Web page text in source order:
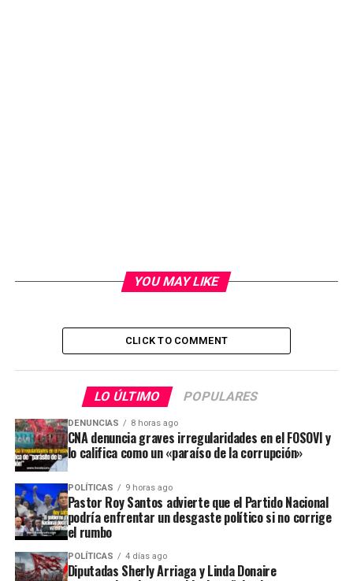
YOU MAY LIKE
CLICK TO COMMENT
LO ÚLTIMO POPULARES
DENUNCIAS 8 horas ago
CNA denuncia graves irregularidades en el FOSOVI y
lo califica como un «paraíso de la corrupción»
POLÍTICAS 9 horas ago
Pastor Roy Santos advierte que el Partido Nacional
podría enfrentar un desgaste político si no corrige
el rumbo
POLÍTICAS 4 días ago
Diputadas Sherly Arriaga y Linda Donaire